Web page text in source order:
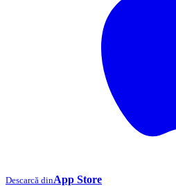
Descarcă dinApp Store